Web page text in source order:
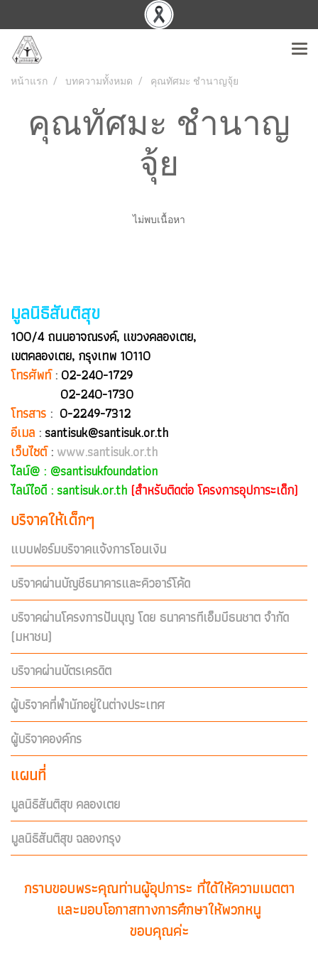
หน้าแรก บทความทั้งหมด คุณทัศมะ ชำนาญจุ้ย
คุณทัศมะ ชำนาญ
จุ้ย
ไม่พบเนื้อหา
มูลนิธิสันติสุข
100/4 ถนนอาจณรงค์, แขวงคลองเตย,
เขตคลองเตย, กรุงเทพ 10110
โทรศัพท์:02-240-1729
02-240-1730
โทรสาร : 0-2249-7312
อีเมล : santisuk@santisuk.or.th
เว็บไซต์: www.santisuk.or.th
ไลน์@ : @santisukfoundation
ไลน์ไอดี : santisuk.or.th (สำหรับติดต่อ โครงการอุปการะเด็ก)
บริจาคให้เด็กๆ
แบบฟอร์มบริจาคแจ้งการโอนเงิน
บริจาคผ่านบัญชีธนาคารและคิวอาร์โค้ด
บริจาคผ่านโครงการปันบุญ โดย ธนาคารทีเอ็มบีธนชาต จำกัด
(มหาชน)
บริจาคผ่านบัตรเครดิต
ผู้บริจาคที่พำนักอยู่ในต่างประเทศ
ผู้บริจาคองค์กร
แผนที่
มูลนิธิสันติสุข คลองเตย
มูลนิธิสันติสุข ฉลองกรุง
กราบขอบพระคุณท่านผู้อุปการะ ที่ได้ให้ความเมตตา
และมอบโอกาสทางการศึกษาให้พวกหนู
ขอบคุณค่ะ